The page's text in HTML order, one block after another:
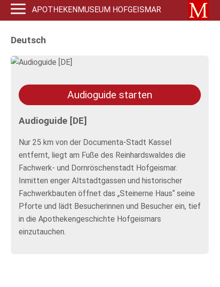
APOTHEKENMUSEUM HOFGEISMAR
Deutsch
Audioguide starten
Audioguide [DE]
Nur 25 km von der Documenta-Stadt Kassel
entfernt, liegt am Fuße des Reinhardswaldes die
Fachwerk- und Dornröschenstadt Hofgeismar.
Inmitten enger Altstadtgassen und historischer
Fachwerkbauten öffnet das „Steinerne Haus“ seine
Pforte und lädt Besucherinnen und Besucher ein, tief
in die Apothekengeschichte Hofgeismars
einzutauchen.